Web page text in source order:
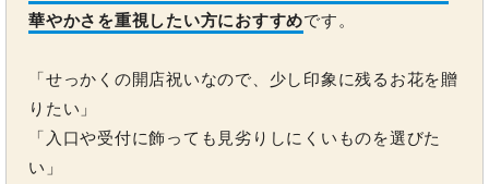
華やかさを重視したい方におすすめです。
「せっかくの開店祝いなので、少し印象に残るお花を贈
りたい」
「入口や受付に飾っても見劣りしにくいものを選びた
い」